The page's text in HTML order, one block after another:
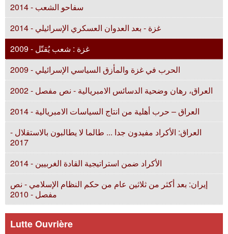
سفاحو الشعب - 2014
غزة - بعد العدوان العسكري الإسرائيلي - 2014
غزة : شعب يُقتّل - 2009
الحرب في غزة والمأزق السياسي الإسرائيلي - 2009
العراق، رهان وضحية الدسائس الامبريالية - نص مفصل - 2002
العراق – حرب أهلية من انتاج السياسات الامبريالية - 2014
العراق: الأكراد مفيدون جدا ... طالما لا يطالبون بالاستقلال -
2017
الأكراد ضمن استراتيجية القادة الغربيين - 2014
إيران: بعد أكثر من ثلاثين عام من حكم النظام الإسلامي - نص
مفصل - 2010
Lutte Ouvrière